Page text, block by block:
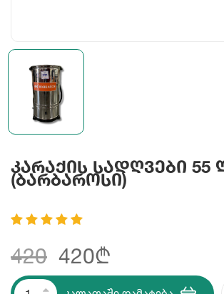
Კარაქის Სადღვები 55
(ბარბაროსი)
420 420₾